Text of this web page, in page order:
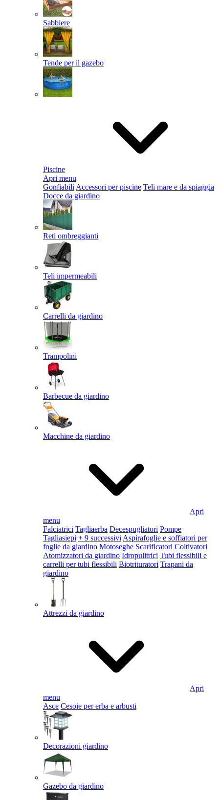
Sabbiere
Tende per il gazebo
Piscine
Apri menu
Gonfiabili Accessori per piscine Teli mare e da spiaggia
Docce da giardino
Reti ombreggianti
Teli impermeabili
Carrelli da giardino
Trampolini
Barbecue da giardino
Macchine da giardino
Apri
menu
Falciatrici Tagliaerba Decespugliatori Pompe
Tagliasiepi + 9 successivi Aspirafoglie e soffiatori per
foglie da giardino Motoseghe Scarificatori Coltivatori
Atomizzatori da giardino Idropulitrici Tubi flessibili e
carrelli per tubi flessibili Biotrituratori Trapani da
giardino
Attrezzi da giardino
Apri
menu
Asce Cesoie per erba e arbusti
Decorazioni giardino
Gazebo da giardino